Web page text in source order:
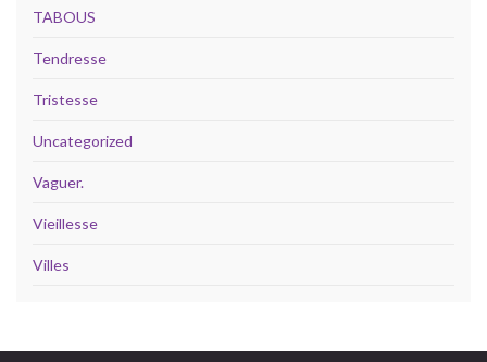
TABOUS
Tendresse
Tristesse
Uncategorized
Vaguer.
Vieillesse
Villes